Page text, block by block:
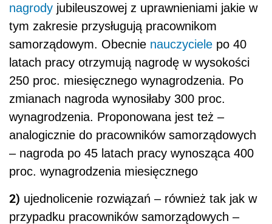
nagrody jubileuszowej z uprawnieniami jakie w
tym zakresie przysługują pracownikom
samorządowym. Obecnie nauczyciele po 40
latach pracy otrzymują nagrodę w wysokości
250 proc. miesięcznego wynagrodzenia. Po
zmianach nagroda wynosiłaby 300 proc.
wynagrodzenia. Proponowana jest też –
analogicznie do pracowników samorządowych
– nagroda po 45 latach pracy wynosząca 400
proc. wynagrodzenia miesięcznego
2) ujednolicenie rozwiązań – również tak jak w
przypadku pracowników samorządowych –